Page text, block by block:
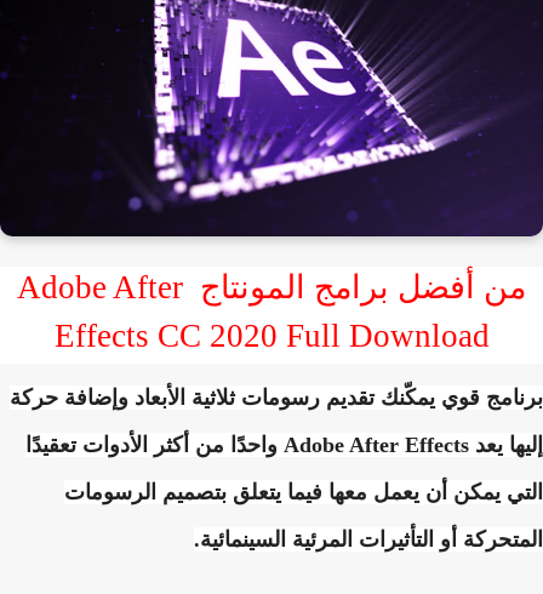
من أفضل برامج المونتاج Adobe After
Effects CC 2020 Full Download
قوي يمكّنك تقديم رسومات ثلاثية الأبعاد وإضافة حركة
يعد Adobe After Effects واحدًا من أكثر الأدوات تعقيدًا
يمكن أن يعمل معها فيما يتعلق بتصميم الرسومات
أو التأثيرات المرئية السينمائية.